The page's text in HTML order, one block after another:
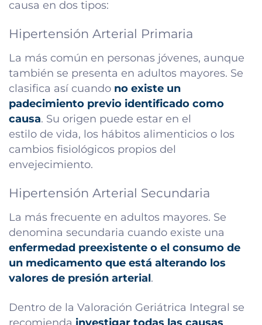
causa en dos tipos:
Hipertensión Arterial Primaria
La más común en personas jóvenes, aunque
también se presenta en adultos mayores. Se
clasifica así cuando no existe un
padecimiento previo identificado como
causa. Su origen puede estar en el
estilo de vida, los hábitos alimenticios o los
cambios fisiológicos propios del
envejecimiento.
Hipertensión Arterial Secundaria
La más frecuente en adultos mayores. Se
denomina secundaria cuando existe una
enfermedad preexistente o el consumo de
un medicamento que está alterando los
valores de presión arterial.
Dentro de la Valoración Geriátrica Integral se
recomienda investigar todas las causas